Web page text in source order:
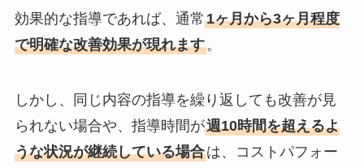
効果的な指導であれば、通常1ヶ月から3ヶ月程度
で明確な改善効果が現れます。
しかし、同じ内容の指導を繰り返しても改善が見
られない場合や、指導時間が週10時間を超えるよ
うな状況が継続している場合は、コストパフォー